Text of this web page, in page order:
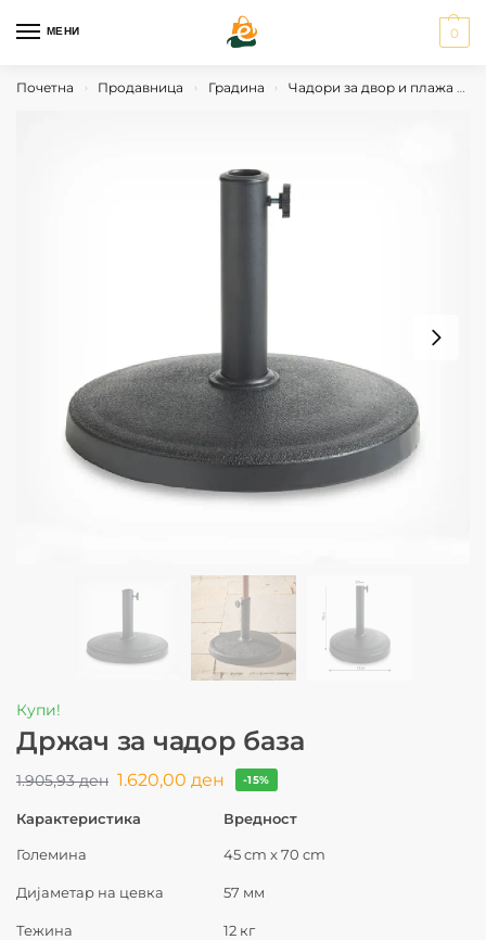
МЕНИ 0
Почетна › Продавница › Градина › Чадори за двор и плажа
Купи!
Држач за чадор база
1.905,93ден 1.620,00 ден -15%
Карактеристика Вредност
Големина 45 cm x 70 cm
Дијаметар на цевка 57 мм
Тежина 12 кг